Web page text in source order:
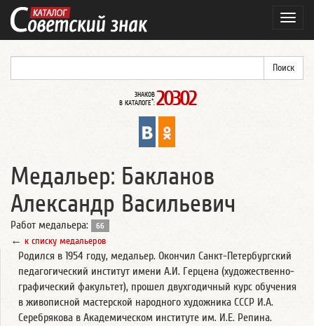
ЗНАКОВ
В КАТАЛОГЕ*: 20302
Медальер: Бакланов
Александр Васильевич
Работ медальера: 66
← к списку медальеров
Родился в 1954 году, медальер. Окончил Санкт-Петербургский
педагогический институт имени А.И. Герцена (художественно-
графический факультет), прошел двухгодичный курс обучения
в живописной мастерской народного художника СССР И.А.
Серебрякова в Академическом институте им. И.Е. Репина.